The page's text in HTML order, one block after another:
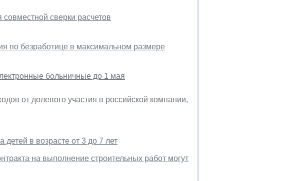
сверки расчетов
по безработице в максимальном размере
больничные до 1 мая
от долевого участия в российской компании,
в возрасте от 3 до 7 лет
на выполнение строительных работ могут